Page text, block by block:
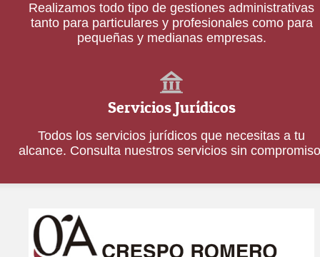
Realizamos todo tipo de gestiones administrativas
tanto para particulares y profesionales como para
pequeñas y medianas empresas.
Servicios Jurídicos
Todos los servicios jurídicos que necesitas a tu
alcance. Consulta nuestros servicios sin